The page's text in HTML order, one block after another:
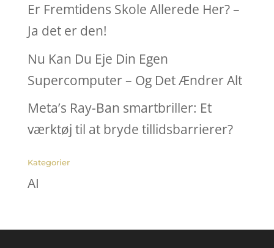
Er Fremtidens Skole Allerede Her? –
Ja det er den!
Nu Kan Du Eje Din Egen
Supercomputer – Og Det Ændrer Alt
Meta’s Ray-Ban smartbriller: Et
værktøj til at bryde tillidsbarrierer?
Kategorier
AI